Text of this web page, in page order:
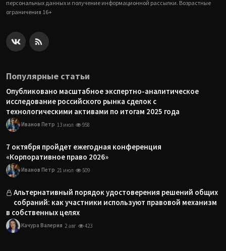
персональных данных и получение информационной рассылки. Возрастные
ограничения 16+
Популярные статьи
Опубликовано масштабное экспертно-аналитическое
исследование российского рынка сделок с
технологическими активами по итогам 2025 года
Иванов Петр 13 июл 958
7 октября пройдет ежегодная конференция
«Корпоративное право 2026»
Иванов Петр 21 июл 509
Альтернативный порядок удостоверения решений общих
собраний: как участники используют правовой механизм
в собственных целях
Качура Валерия 2 авг 423